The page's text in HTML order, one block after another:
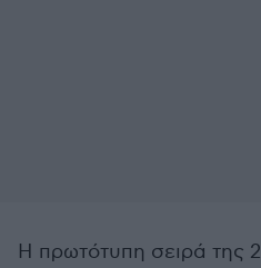
Η πρωτότυπη σειρά της